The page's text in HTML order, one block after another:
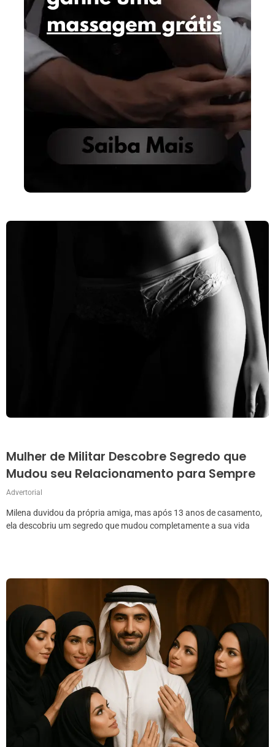
Mulher de Militar Descobre Segredo que
Mudou seu Relacionamento para Sempre
Advertorial
Milena duvidou da própria amiga, mas após 13 anos de casamento,
ela descobriu um segredo que mudou completamente a sua vida